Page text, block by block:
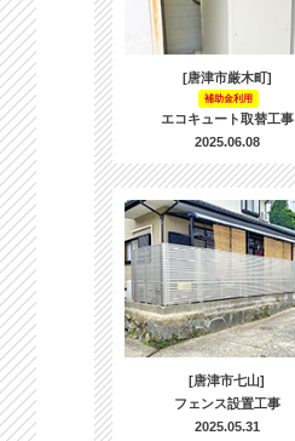
[唐津市厳木町]
補助金利用
エコキュート取替工事
2025.06.08
[唐津市七山]
フェンス設置工事
2025.05.31